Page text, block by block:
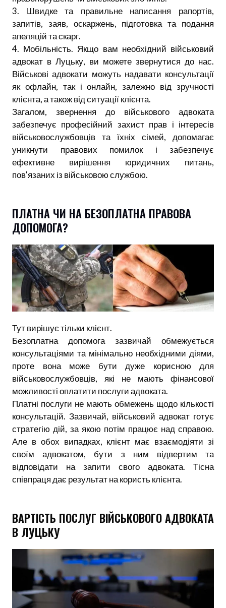
3. Швидке та правильне написання рапортів,
запитів, заяв, оскаржень, підготовка та подання
апеляцій та скарг.
4. Мобільність. Якщо вам необхідний військовий
адвокат в Луцьку, ви можете звернутися до нас.
Військові адвокати можуть надавати консультації
як офлайн, так і онлайн, залежно від зручності
клієнта, а також від ситуації клієнта.
Загалом, звернення до військового адвоката
забезпечує професійний захист прав і інтересів
військовослужбовців та їхніх сімей, допомагає
уникнути правових помилок і забезпечує
ефективне вирішення юридичних питань,
пов'язаних із військовою службою.
ПЛАТНА ЧИ НА БЕЗОПЛАТНА ПРАВОВА
ДОПОМОГА?
Тут вирішує тільки клієнт.
Безоплатна допомога зазвичай обмежується
консультаціями та мінімально необхідними діями,
проте вона може бути дуже корисною для
військовослужбовців, які не мають фінансової
можливості оплатити послуги адвоката.
Платні послуги не мають обмежень щодо кількості
консультацій. Зазвичай, військовий адвокат готує
стратегію дій, за якою потім працює над справою.
Але в обох випадках, клієнт має взаємодіяти зі
своїм адвокатом, бути з ним відвертим та
відповідати на запити свого адвоката. Тісна
співпраця дає результат на користь клієнта.
ВАРТІСТЬ ПОСЛУГ ВІЙСЬКОВОГО АДВОКАТА
В ЛУЦЬКУ